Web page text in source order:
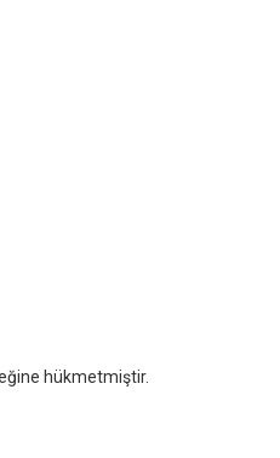
hükmetmiştir.